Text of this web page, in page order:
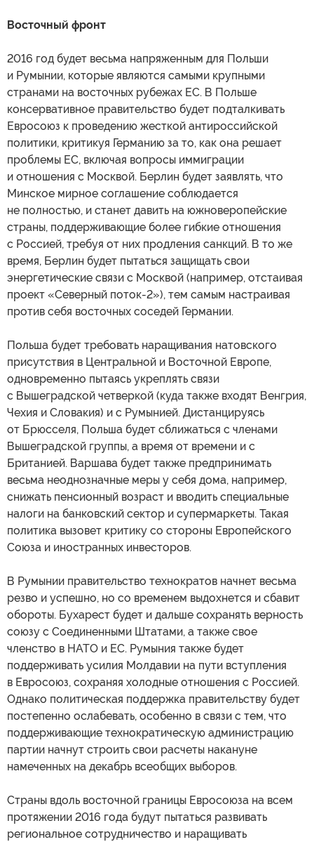
Восточный фронт
2016 год будет весьма напряженным для Польши
и Румынии, которые являются самыми крупными
странами на восточных рубежах ЕС. В Польше
консервативное правительство будет подталкивать
Евросоюз к проведению жесткой антироссийской
политики, критикуя Германию за то, как она решает
проблемы ЕС, включая вопросы иммиграции
и отношения с Москвой. Берлин будет заявлять, что
Минское мирное соглашение соблюдается
не полностью, и станет давить на южноверопейские
страны, поддерживающие более гибкие отношения
с Россией, требуя от них продления санкций. В то же
время, Берлин будет пытаться защищать свои
энергетические связи с Москвой (например, отстаивая
проект «Северный поток-2»), тем самым настраивая
против себя восточных соседей Германии.
Польша будет требовать наращивания натовского
присутствия в Центральной и Восточной Европе,
одновременно пытаясь укреплять связи
с Вышеградской четверкой (куда также входят Венгрия,
Чехия и Словакия) и с Румынией. Дистанцируясь
от Брюсселя, Польша будет сближаться с членами
Вышеградской группы, а время от времени и с
Британией. Варшава будет также предпринимать
весьма неоднозначные меры у себя дома, например,
снижать пенсионный возраст и вводить специальные
налоги на банковский сектор и супермаркеты. Такая
политика вызовет критику со стороны Европейского
Союза и иностранных инвесторов.
В Румынии правительство технократов начнет весьма
резво и успешно, но со временем выдохнется и сбавит
обороты. Бухарест будет и дальше сохранять верность
союзу с Соединенными Штатами, а также свое
членство в НАТО и ЕС. Румыния также будет
поддерживать усилия Молдавии на пути вступления
в Евросоюз, сохраняя холодные отношения с Россией.
Однако политическая поддержка правительству будет
постепенно ослабевать, особенно в связи с тем, что
поддерживающие технократическую администрацию
партии начнут строить свои расчеты накануне
намеченных на декабрь всеобщих выборов.
Страны вдоль восточной границы Евросоюза на всем
протяжении 2016 года будут пытаться развивать
региональное сотрудничество и наращивать